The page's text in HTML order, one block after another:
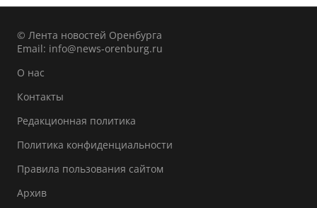
© Лента новостей Оренбурга
Email: info@news-orenburg.ru
О нас
Контакты
Редакционная политика
Политика конфиденциальности
Правила пользования сайтом
Архив